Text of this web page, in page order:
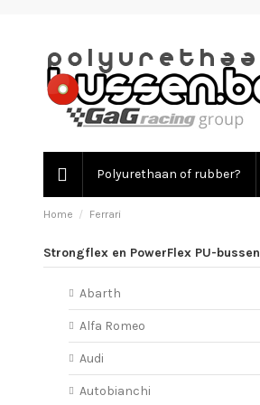
Polyurethaan of rubber?
Home Ferrari
Strongflex en PowerFlex PU-bussen
Abarth
Alfa Romeo
Audi
Autobianchi